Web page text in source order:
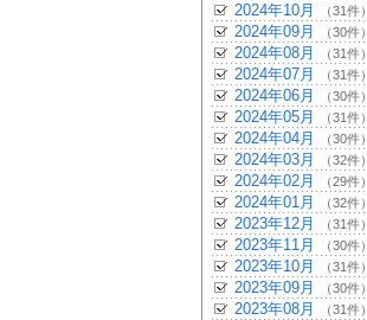
2024年10月 （31件）
2024年09月 （30件）
2024年08月 （31件）
2024年07月 （31件）
2024年06月 （30件）
2024年05月 （31件）
2024年04月 （30件）
2024年03月 （32件）
2024年02月 （29件）
2024年01月 （32件）
2023年12月 （31件）
2023年11月 （30件）
2023年10月 （31件）
2023年09月 （30件）
2023年08月 （31件）